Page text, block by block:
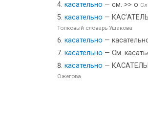
касательно — см. >> о
касательно —
Толковый словарь Ушакова
касательно —
касательно — См.
касательно —
Ожегова